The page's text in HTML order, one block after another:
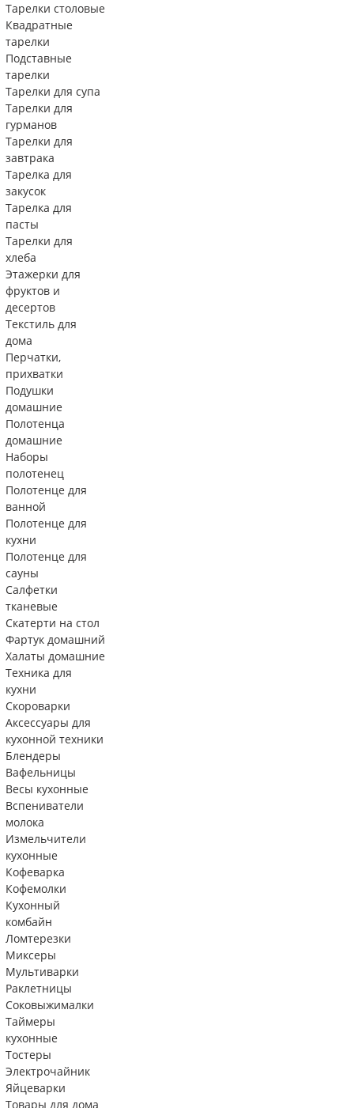
Тарелки столовые
Квадратные
тарелки
Подставные
тарелки
Тарелки для супа
Тарелки для
гурманов
Тарелки для
завтрака
Тарелка для
закусок
Тарелка для
пасты
Тарелки для
хлеба
Этажерки для
фруктов и
десертов
Текстиль для
дома
Перчатки,
прихватки
Подушки
домашние
Полотенца
домашние
Наборы
полотенец
Полотенце для
ванной
Полотенце для
кухни
Полотенце для
сауны
Салфетки
тканевые
Скатерти на стол
Фартук домашний
Халаты домашние
Техника для
кухни
Скороварки
Аксессуары для
кухонной техники
Блендеры
Вафельницы
Весы кухонные
Вспениватели
молока
Измельчители
кухонные
Кофеварка
Кофемолки
Кухонный
комбайн
Ломтерезки
Миксеры
Мультиварки
Раклетницы
Соковыжималки
Таймеры
кухонные
Тостеры
Электрочайник
Яйцеварки
Товары для дома